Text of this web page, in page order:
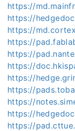
https://
https://
https://
https://
https://
https://
https://
https://
https://
https://
https://